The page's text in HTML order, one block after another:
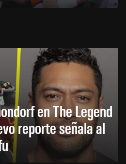
en The Legend
reporte señala al